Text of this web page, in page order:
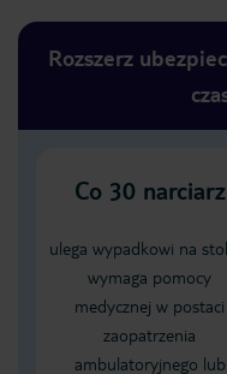
Rozszerz
Co 30 narciarz
ulega wypadkowi na
wymaga pomocy
medycznej w postaci
zaopatrzenia
ambulatoryjnego lub